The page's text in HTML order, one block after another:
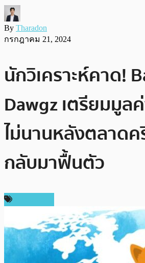
By Tharadon
กรกฎาคม 21, 2024
นักวิเคราะห์คาด!
Dawgz เตรียมมูล
ไม่นานหลังตลาดค
กลับมาฟื้นตัว